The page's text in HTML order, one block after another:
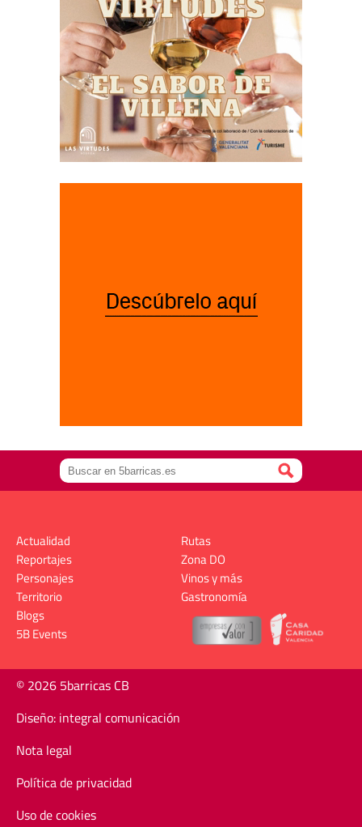
Actualidad
Reportajes
Personajes
Territorio
Rutas
Zona DO
Vinos y más
Gastronomía
Blogs
5B Events
© 2026 5barricas CB
Diseño: integral comunicación
Nota legal
Política de privacidad
Uso de cookies